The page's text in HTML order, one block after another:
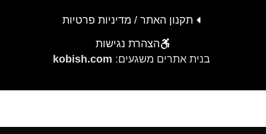
תקנון האתר / מדיניות פרטיות
הצהרת נגישות
בנית אתרים משגעים: